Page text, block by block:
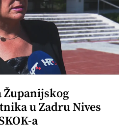
Županijskog
u Zadru Nives
a